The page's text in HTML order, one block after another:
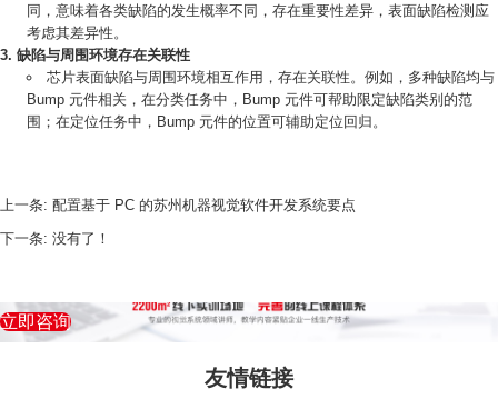
同，意味着各类缺陷的发生概率不同，存在重要性差异，表面缺陷检测应
考虑其差异性。
缺陷与周围环境存在关联性
芯片表面缺陷与周围环境相互作用，存在关联性。例如，多种缺陷均与
Bump 元件相关，在分类任务中，Bump 元件可帮助限定缺陷类别的范
围；在定位任务中，Bump 元件的位置可辅助定位回归。
上一条: 配置基于 PC 的苏州机器视觉软件开发系统要点
下一条: 没有了！
立即咨询
友情链接